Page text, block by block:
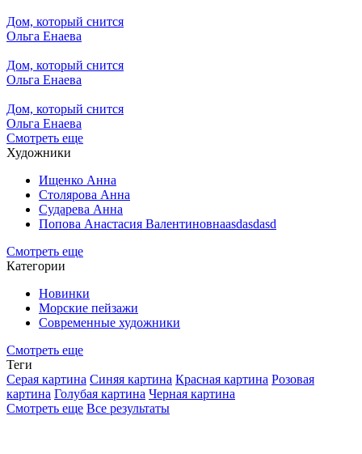
Дом, который снится
Ольга Енаева
Дом, который снится
Ольга Енаева
Дом, который снится
Ольга Енаева
Смотреть еще
Художники
Ищенко Анна
Столярова Анна
Сударева Анна
Попова Анастасия Валентиновнаasdasdasd
Смотреть еще
Категории
Новинки
Морские пейзажи
Современные художники
Смотреть еще
Теги
Серая картина Синяя картина Красная картина Розовая
картина Голубая картина Черная картина
Смотреть еще Все результаты